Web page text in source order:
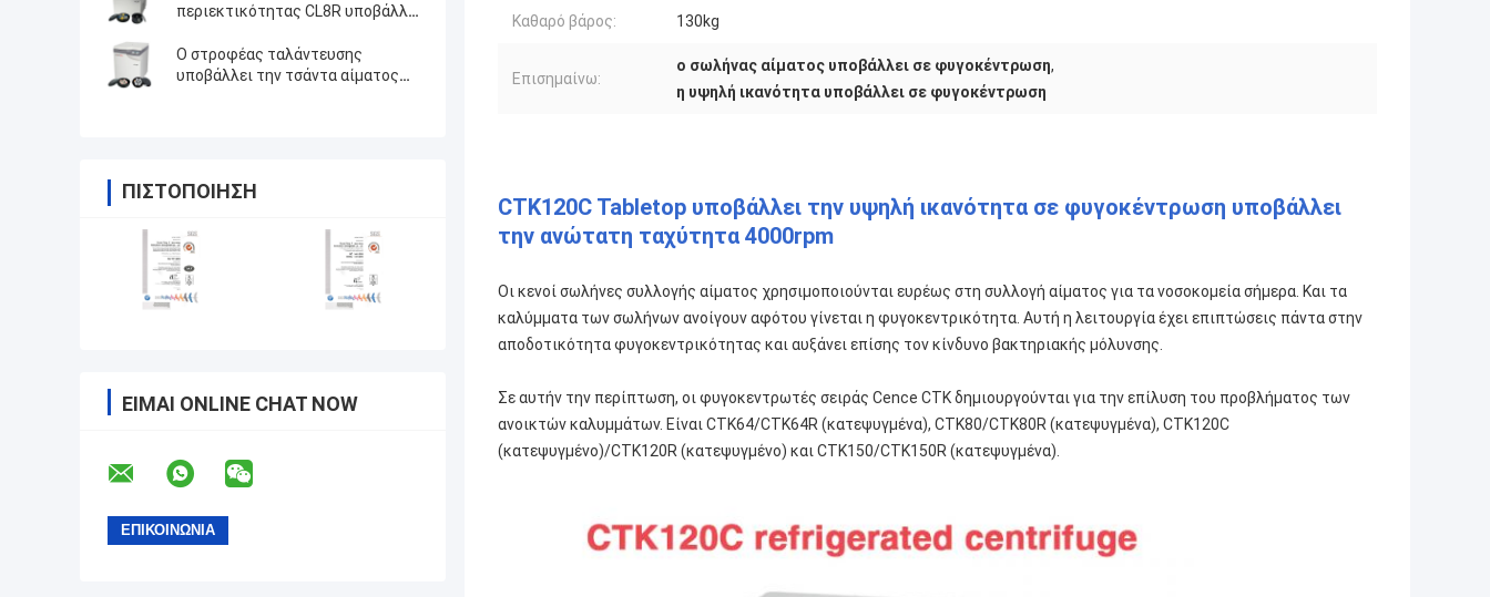
περιεκτικότητας CL8R υποβάλλει
στροφείς ταλάντευσης
Ο στροφέας ταλάντευσης
υποβάλλει την τσάντα αίματος
ΠΙΣΤΟΠΟΊΗΣΗ
ΕΊΜΑΙ ONLINE CHAT NOW
Καθαρό βάρος: 130kg
Επισημαίνω:
ο σωλήνας αίματος υποβάλλει σε φυγοκέντρωση,
η υψηλή ικανότητα υποβάλλει σε φυγοκέντρωση
CTK120C Tabletop υποβάλλει την υψηλή ικανότητα σε φυγοκέντρωση υποβάλλει
την ανώτατη ταχύτητα 4000rpm
Οι κενοί σωλήνες συλλογής αίματος χρησιμοποιούνται ευρέως στη συλλογή αίματος για τα νοσοκομεία σήμερα. Και τα
καλύμματα των σωλήνων ανοίγουν αφότου γίνεται η φυγοκεντρικότητα. Αυτή η λειτουργία έχει επιπτώσεις πάντα στην
αποδοτικότητα φυγοκεντρικότητας και αυξάνει επίσης τον κίνδυνο βακτηριακής μόλυνσης.
Σε αυτήν την περίπτωση, οι φυγοκεντρωτές σειράς Cence CTK δημιουργούνται για την επίλυση του προβλήματος των
ανοικτών καλυμμάτων. Είναι CTK64/CTK64R (κατεψυγμένα), CTK80/CTK80R (κατεψυγμένα), CTK120C
(κατεψυγμένο)/CTK120R (κατεψυγμένο) και CTK150/CTK150R (κατεψυγμένα).